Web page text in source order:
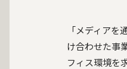
「メディア
け合わせた事
フィス環境を